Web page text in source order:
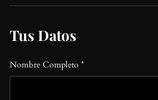
Tus Datos
Nombre Completo *